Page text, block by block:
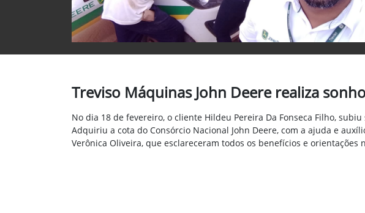
Treviso Máquinas John Deere realiza
No dia 18 de fevereiro, o cliente Hildeu Pereira Da Fonseca Filho,
Adquiriu a cota do Consórcio Nacional John Deere, com a ajuda e
Verônica Oliveira, que esclareceram todos os benefícios e